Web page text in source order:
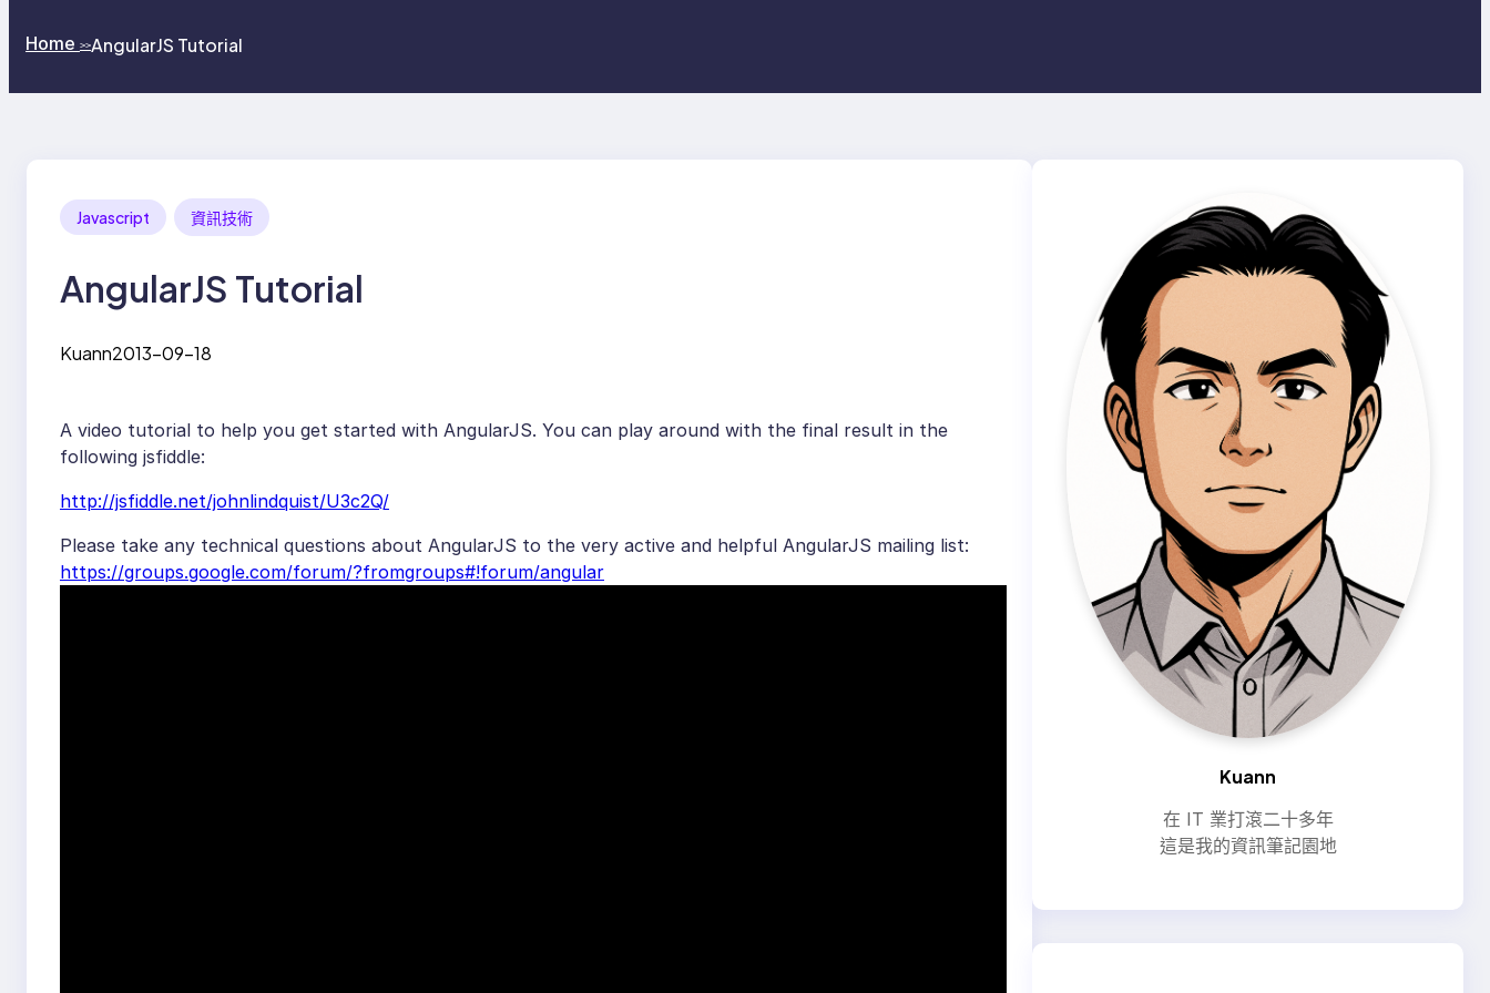
Home >>AngularJS Tutorial
Javascript 資訊技術
AngularJS Tutorial
Kuann2013-09-18
A video tutorial to help you get started with AngularJS. You can play around with the final result in the
following jsfiddle:
http://jsfiddle.net/johnlindquist/U3c2Q/
Please take any technical questions about AngularJS to the very active and helpful AngularJS mailing list:
https://groups.google.com/forum/?fromgroups#!forum/angular
Kuann
在 IT 業打滾二十多年
這是我的資訊筆記園地